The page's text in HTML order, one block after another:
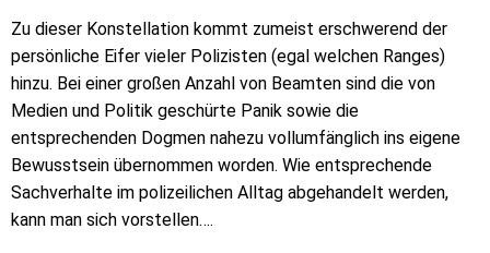
Zu dieser Konstellation kommt zumeist erschwerend der
persönliche Eifer vieler Polizisten (egal welchen Ranges)
hinzu. Bei einer großen Anzahl von Beamten sind die von
Medien und Politik geschürte Panik sowie die
entsprechenden Dogmen nahezu vollumfänglich ins eigene
Bewusstsein übernommen worden. Wie entsprechende
Sachverhalte im polizeilichen Alltag abgehandelt werden,
kann man sich vorstellen….